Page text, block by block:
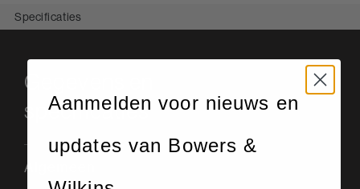
Specificaties
Gegevens en
specificaties
Algemeen
Aanmelden voor nieuws en
updates van Bowers &